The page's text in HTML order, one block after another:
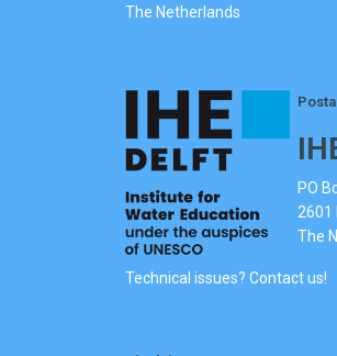
The Netherlands
PO
2601
The
Technical issues? Contact us!